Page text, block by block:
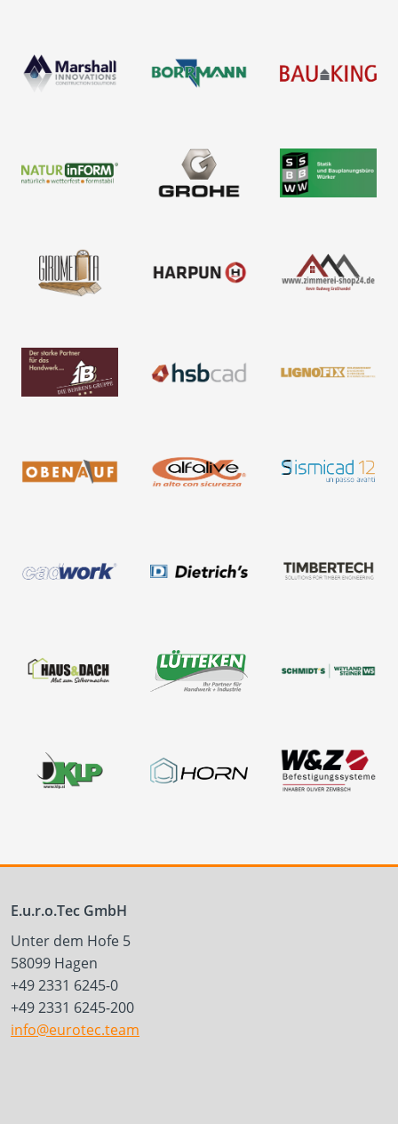
E.u.r.o.Tec GmbH
Unter dem Hofe 5
58099 Hagen
+49 2331 6245-0
+49 2331 6245-200
info@eurotec.team